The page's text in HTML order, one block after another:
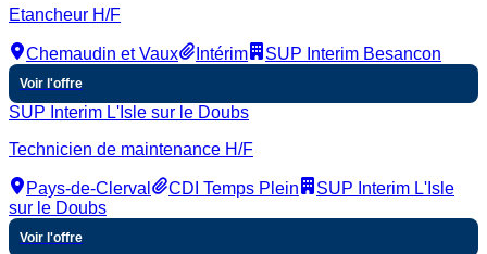
Etancheur H/F
Chemaudin et Vaux Intérim SUP Interim Besancon
Voir l'offre
SUP Interim L'Isle sur le Doubs
Technicien de maintenance H/F
Pays-de-Clerval CDI Temps Plein
SUP Interim L'Isle
sur le Doubs
Voir l'offre